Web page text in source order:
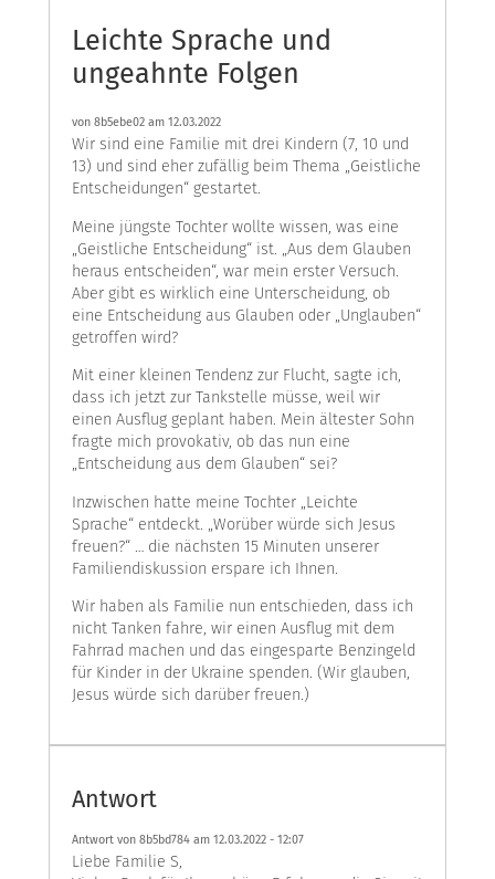
Leichte Sprache und
ungeahnte Folgen
von 8b5ebe02 am 12.03.2022
Wir sind eine Familie mit drei Kindern (7, 10 und
13) und sind eher zufällig beim Thema „Geistliche
Entscheidungen“ gestartet.
Meine jüngste Tochter wollte wissen, was eine
„Geistliche Entscheidung“ ist. „Aus dem Glauben
heraus entscheiden“, war mein erster Versuch.
Aber gibt es wirklich eine Unterscheidung, ob
eine Entscheidung aus Glauben oder „Unglauben“
getroffen wird?
Mit einer kleinen Tendenz zur Flucht, sagte ich,
dass ich jetzt zur Tankstelle müsse, weil wir
einen Ausflug geplant haben. Mein ältester Sohn
fragte mich provokativ, ob das nun eine
„Entscheidung aus dem Glauben“ sei?
Inzwischen hatte meine Tochter „Leichte
Sprache“ entdeckt. „Worüber würde sich Jesus
freuen?“ … die nächsten 15 Minuten unserer
Familiendiskussion erspare ich Ihnen.
Wir haben als Familie nun entschieden, dass ich
nicht Tanken fahre, wir einen Ausflug mit dem
Fahrrad machen und das eingesparte Benzingeld
für Kinder in der Ukraine spenden. (Wir glauben,
Jesus würde sich darüber freuen.)
Antwort
Antwort von 8b5bd784 am 12.03.2022 - 12:07
Liebe Familie S,